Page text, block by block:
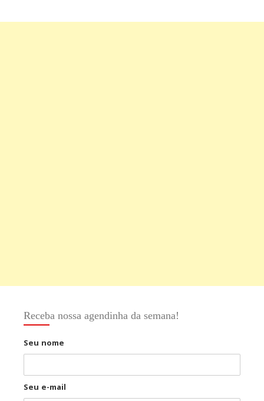
Receba nossa agendinha da semana!
Seu nome
Seu e-mail